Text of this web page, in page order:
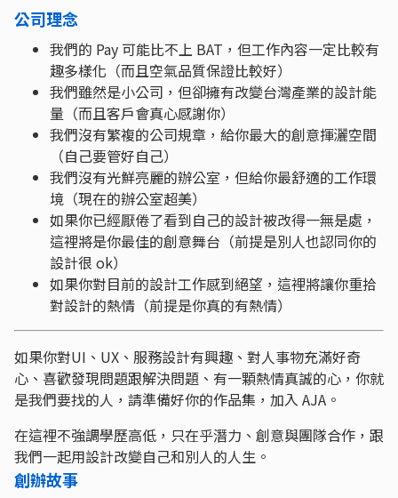
公司理念
我們的 Pay 可能比不上 BAT，但工作內容一定比較有
趣多樣化（而且空氣品質保證比較好）
我們雖然是小公司，但卻擁有改變台灣產業的設計能
量（而且客戶會真心感謝你）
我們沒有繁複的公司規章，給你最大的創意揮灑空間
（自己要管好自己）
我們沒有光鮮亮麗的辦公室，但給你最舒適的工作環
境（現在的辦公室超美）
如果你已經厭倦了看到自己的設計被改得一無是處，
這裡將是你最佳的創意舞台（前提是別人也認同你的
設計很 ok）
如果你對目前的設計工作感到絕望，這裡將讓你重拾
對設計的熱情（前提是你真的有熱情）
如果你對UI、UX、服務設計有興趣、對人事物充滿好奇
心、喜歡發現問題跟解決問題、有一顆熱情真誠的心，你就
是我們要找的人，請準備好你的作品集，加入 AJA。
在這裡不強調學歷高低，只在乎潛力、創意與團隊合作，跟
我們一起用設計改變自己和別人的人生。
創辦故事